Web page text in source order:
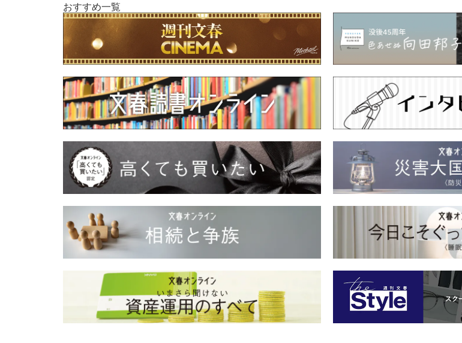
おすすめ一覧